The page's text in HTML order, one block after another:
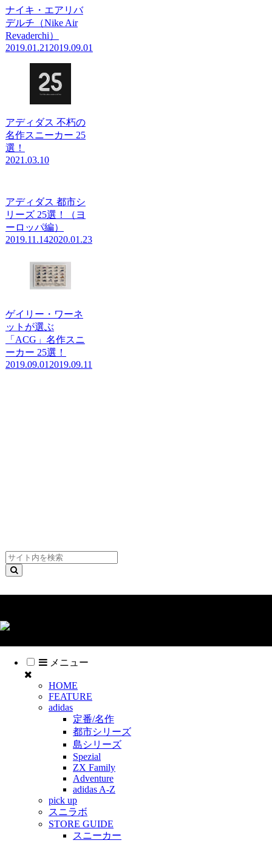
ナイキ・エアリバ
デルチ（Nike Air
Revaderchi）
2019.01.21 2019.09.01
アディダス 不朽の
名作スニーカー 25
選！
2021.03.10
アディダス 都市シ
リーズ 25選！（ヨ
ーロッパ編）
2019.11.142020.01.23
ゲイリー・ワーネ
ットが選ぶ
「ACG」名作スニ
ーカー 25選！
2019.09.01 2019.09.11
メニュー
HOME
FEATURE
adidas
定番/名作
都市シリーズ
島シリーズ
Spezial
ZX Family
Adventure
adidas A-Z
pick up
スニラボ
STORE GUIDE
スニーカー